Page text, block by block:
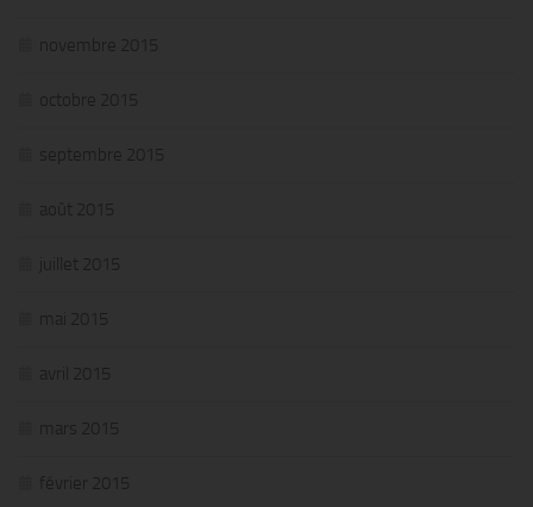
novembre 2015
octobre 2015
septembre 2015
août 2015
juillet 2015
mai 2015
avril 2015
mars 2015
février 2015